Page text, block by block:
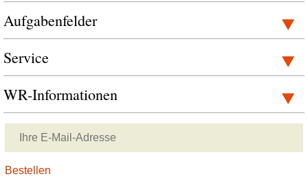
Aufgabenfelder
Service
WR-Informationen